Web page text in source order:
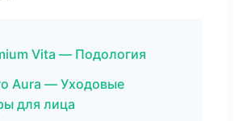
Vita — Подология
Aura — Уходовые
для лица